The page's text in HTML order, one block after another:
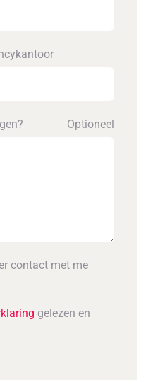
Optioneel
contact met me
gelezen en